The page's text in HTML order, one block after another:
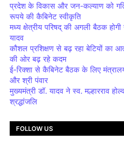
प्रदेश के विकास और जन-कल्याण को
रूपये की कैबिनेट स्वीकृति
मध्य क्षेत्रीय परिषद् की अगली बैठक
यादव
कौशल प्रशिक्षण से बढ़ रहा बेटियों का
की ओर बढ़ रहे कदम
ई-रिक्शा से कैबिनेट बैठक के लिए
और श्री पंवार
मुख्यमंत्री डॉ. यादव ने स्व. मल्हारराव
श्रद्धांजलि
FOLLOW US